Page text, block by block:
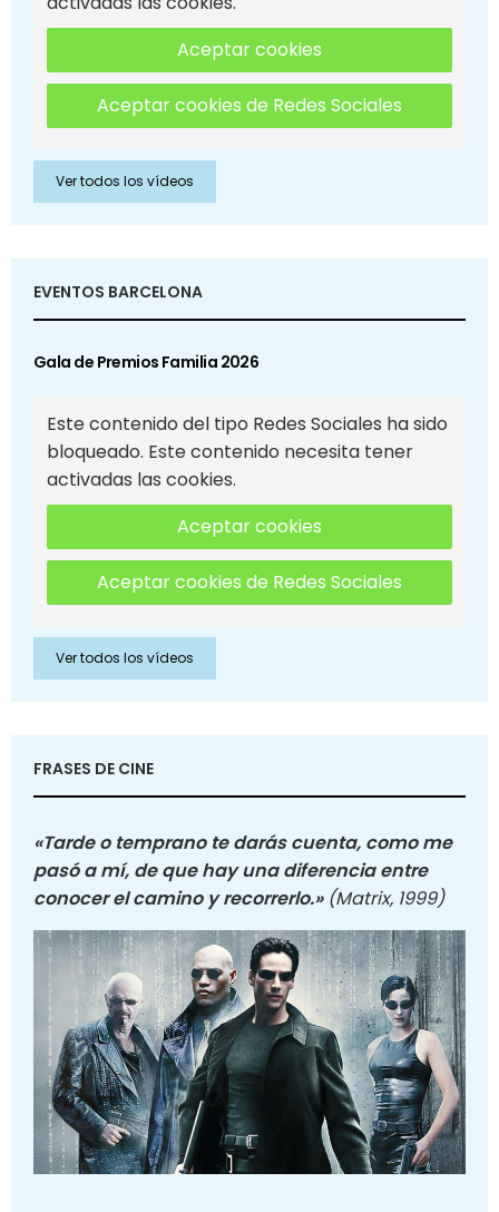
Aceptar cookies
Aceptar cookies de Redes Sociales
Ver todos los vídeos
EVENTOS BARCELONA
Gala de Premios Familia 2026
Este contenido del tipo Redes Sociales ha sido
bloqueado. Este contenido necesita tener
activadas las cookies.
Aceptar cookies
Aceptar cookies de Redes Sociales
Ver todos los vídeos
FRASES DE CINE
«Tarde o temprano te darás cuenta, como me
pasó a mí, de que hay una diferencia entre
conocer el camino y recorrerlo.» (Matrix, 1999)